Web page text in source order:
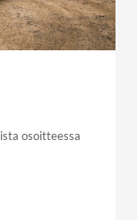
osoitteessa